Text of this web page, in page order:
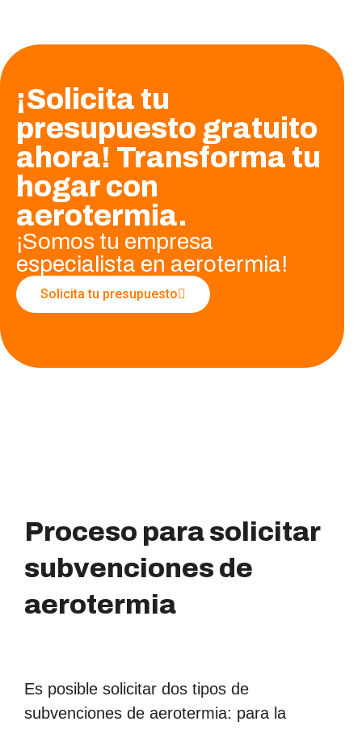
¡Solicita tu
presupuesto gratuito
ahora! Transforma tu
hogar con
aerotermia.
¡Somos tu empresa
especialista en aerotermia!
Solicita tu presupuesto
Proceso para solicitar
subvenciones de
aerotermia​
Es posible solicitar dos tipos de
subvenciones de aerotermia: para la